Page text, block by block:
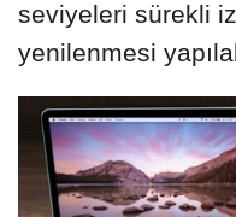
seviyeleri sürekli
yenilenmesi